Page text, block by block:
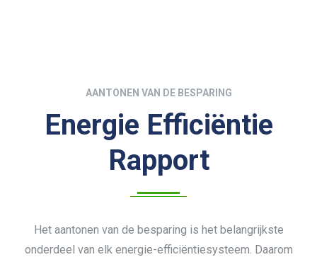
AANTONEN VAN DE BESPARING
Energie Efficiëntie
Rapport
Het aantonen van de besparing is het belangrijkste
onderdeel van elk energie-efficiëntiesysteem. Daarom